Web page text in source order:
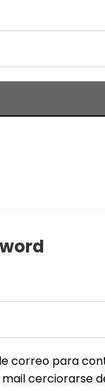
correo para
cerciorarse